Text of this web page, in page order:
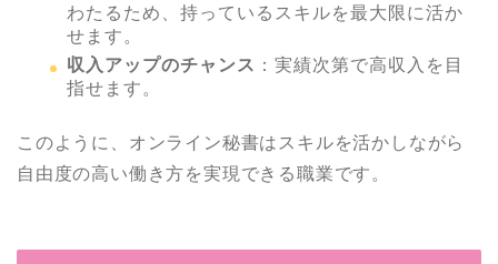
わたるため、持っているスキルを最大限に活か
せます。
収入アップのチャンス ：実績次第で高収入を目
指せます。
このように、オンライン秘書はスキルを活かしながら
自由度の高い働き方を実現できる職業です。